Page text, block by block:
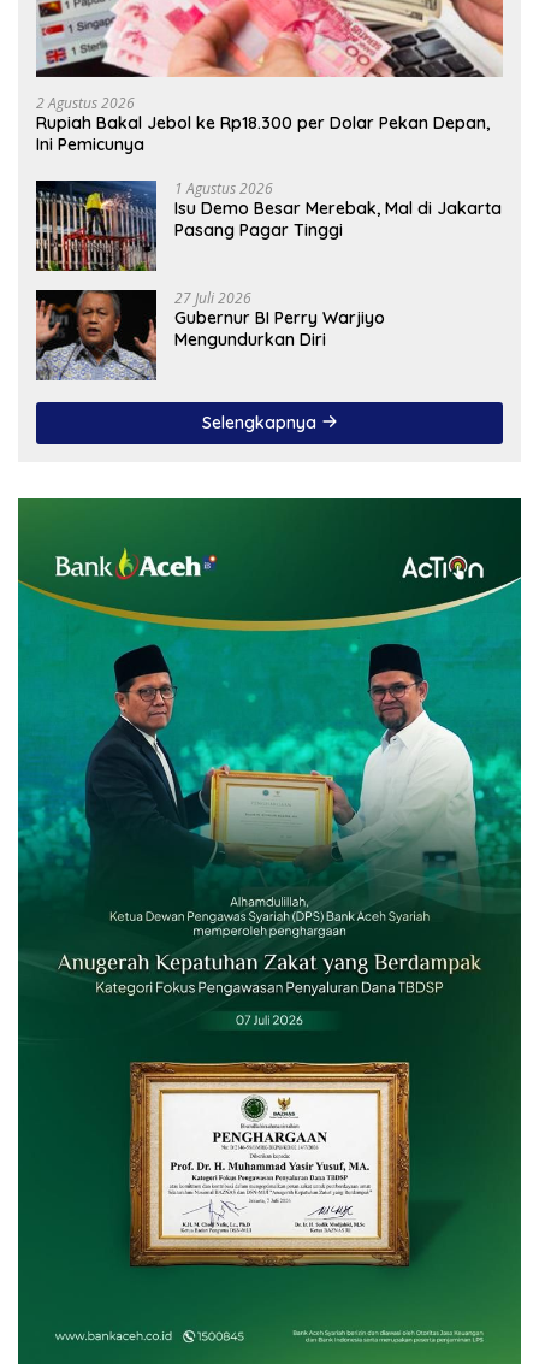
2 Agustus 2026
Rupiah Bakal Jebol ke Rp18.300 per Dolar Pekan Depan,
Ini Pemicunya
1 Agustus 2026
Isu Demo Besar Merebak, Mal di Jakarta
Pasang Pagar Tinggi
27 Juli 2026
Gubernur BI Perry Warjiyo
Mengundurkan Diri
Selengkapnya